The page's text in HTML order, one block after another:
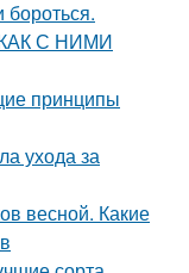
С НИМИ
принципы
ухода за
весной. Какие